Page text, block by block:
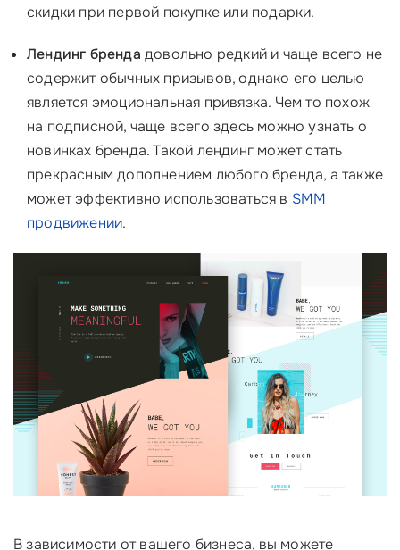
скидки при первой покупке или подарки.
Лендинг бренда довольно редкий и чаще всего не
содержит обычных призывов, однако его целью
является эмоциональная привязка. Чем то похож
на подписной, чаще всего здесь можно узнать о
новинках бренда. Такой лендинг может стать
прекрасным дополнением любого бренда, а также
может эффективно использоваться в SMM
продвижении.
В зависимости от вашего бизнеса, вы можете